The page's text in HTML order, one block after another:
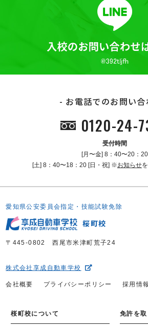
お電話でのお問い合
0120-24-
受付時間
[月〜金] 8：40〜20：20
[土] 8：40〜18：20 [日・祝] ※お知らせ
愛知県公安委員会指定・技能試験免除
桜町校
〒445-0802 西尾市米津町荒子24
株式会社享成自動車学校
会社概要 プライバシーポリシー 採用情報
桜町校について 免許を